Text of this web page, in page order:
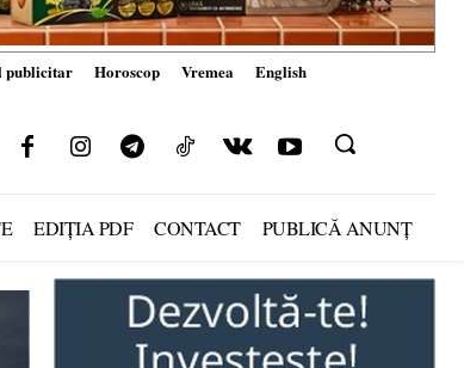
publicitar Horoscop Vremea English
EDIȚIA PDF CONTACT PUBLICĂ ANUNȚ